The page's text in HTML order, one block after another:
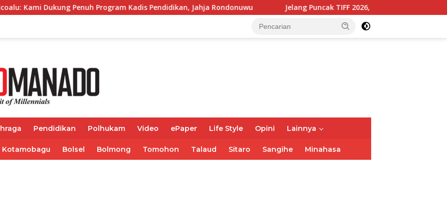
Program Kadis Pendidikan, Jahja Rondonuwu Jelang Puncak TIFF 2026, Polisi Perketat Pemeriksaan Pengunjung di
Pendidikan Polhukam Video ePaper Life Style Opini Lainnya
Kotamobagu Bolsel Bolmong Tomohon Talaud Sitaro Sangihe Minahasa